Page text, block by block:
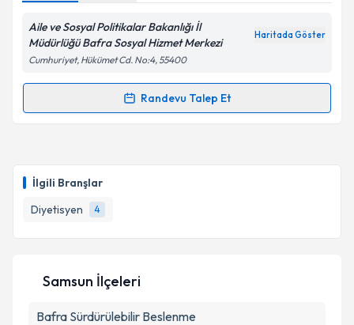
İlgili Branşlar
Diyetisyen
4
Metni'ni okudum ve kişisel verilerimin belirtilen
kapsamda işlenmesini kabul ediyorum.
Aile ve Sosyal Politikalar Bakanlığı İl
Müdürlüğü Bafra Sosyal Hizmet Merkezi
Haritada Göster
Cumhuriyet, Hükümet Cd. No:4, 55400
Randevu Talep Et
Randevu Takvimi Talebi
takvim hazırlandığında e-posta ile bilgilendireceğiz.
E-posta Adresiniz
Metni'ni okudum ve kişisel verilerimin belirtilen
Samsun İlçeleri
Bafra Sürdürülebilir Beslenme